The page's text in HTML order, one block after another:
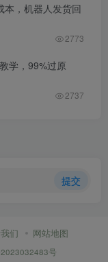
本，机器人发货回
2773
学，99%过原
2737
提交
们 网站地图
号